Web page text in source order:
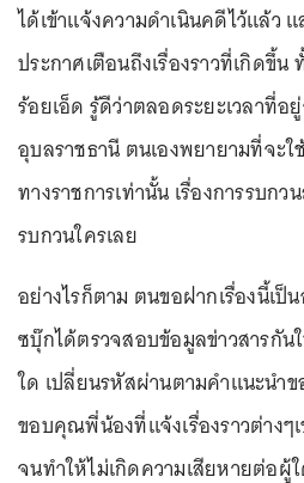
ได้เข้าแจ้งความดำเนินคดีไว้แล้ว
ประกาศเตือนถึงเรื่องราวที่เกิดขึ้
ร้อยเอ็ด รู้ดีว่าตลอดระยะเวลาที่อ
อุบลราชธานี ตนเองพยายามที่จะใ
ทางราชการเท่านั้น เรื่องการรบก
รบกวนใครเลย
อย่างไรก็ตาม ตนขอฝากเรื่องนี้เ
ซบุ๊กได้ตรวจสอบข้อมูลข่าวสารกัน
ใด เปลี่ยนรหัสผ่านตามคำแนะนำ
ขอบคุณพี่น้องที่แจ้งเรื่องราวต่างๆ
จนทำให้ไม่เกิดความเสียหายต่อผู้